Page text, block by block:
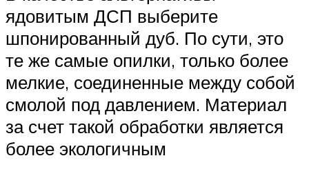
ядовитым ДСП выберите
шпонированный дуб. По сути, это
те же самые опилки, только более
мелкие, соединенные между собой
смолой под давлением. Материал
за счет такой обработки является
более экологичным